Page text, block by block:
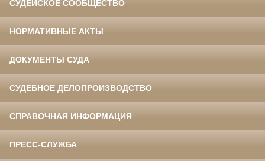
СУДЕЙСКОЕ СООБЩЕСТВО
НОРМАТИВНЫЕ АКТЫ
ДОКУМЕНТЫ СУДА
СУДЕБНОЕ ДЕЛОПРОИЗВОДСТВО
СПРАВОЧНАЯ ИНФОРМАЦИЯ
ПРЕСС-СЛУЖБА